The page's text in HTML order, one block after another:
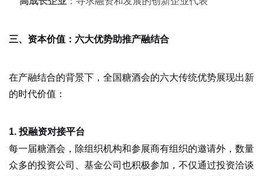
三、资本价值：六大优势助推产融结合
在产融结合的背景下，全国糖酒会的六大传统优势展现出新
的时代价值：
1. 投融资对接平台
每一届糖酒会，除组织机构和参展商有组织的邀请外，数量
众多的投资公司、基金公司也积极参加，不仅通过投资洽谈